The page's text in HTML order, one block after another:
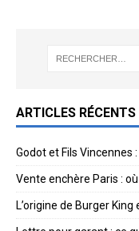
ARTICLES RÉCENTS
Godot et Fils Vincennes
Vente enchère Paris :
L’origine de Burger